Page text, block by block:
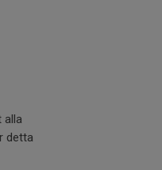
alla
detta